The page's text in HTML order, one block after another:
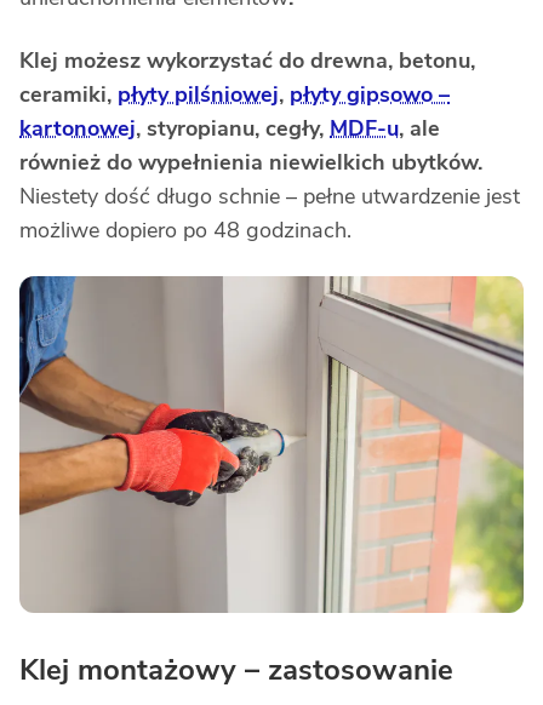
Klej możesz wykorzystać do drewna, betonu,
ceramiki, płyty pilśniowej, płyty gipsowo –
kartonowej, styropianu, cegły, MDF-u, ale
również do wypełnienia niewielkich ubytków.
Niestety dość długo schnie – pełne utwardzenie jest
możliwe dopiero po 48 godzinach.
Klej montażowy – zastosowanie